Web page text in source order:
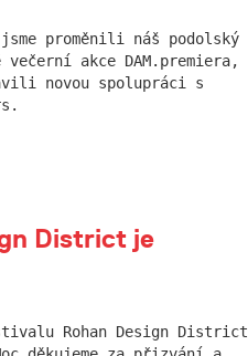
proměnili náš podolský
akce DAM.premiera,
novou spolupráci s
District je
Rohan Design District